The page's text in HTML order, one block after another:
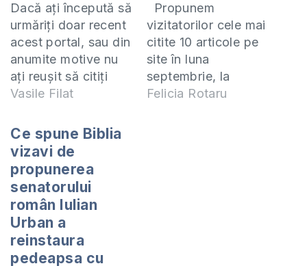
Dacă aţi începută să
urmăriţi doar recent
acest portal, sau din
anumite motive nu
aţi reuşit să citiţi
articolele sistematic,
cele mai citite
articole din luna
TOLERANȚA (cu
prilejul „Săptămânii
Toleranţei”)
(13/11/2007) Despre
abstinenţa de la
Vasile Filat
Propunem
vizitatorilor cele mai
citite 10 articole pe
site în luna
septembrie, la
categoria
Felicia Rotaru
Ce spune Biblia
vizavi de
propunerea
senatorului
român Iulian
Urban a
reinstaura
pedeapsa cu